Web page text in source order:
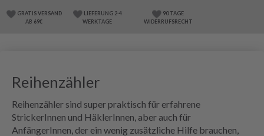
GRATIS VERSAND
AB 69€
LIEFERUNG 2-4
WERKTAGE
90 TAGE
WIDERRUFSRECHT
Reihenzähler
Reihenzähler sind super praktisch für erfahrene
StrickerInnen und HäklerInnen, aber auch für
AnfängerInnen, der ein wenig zusätzliche Hilfe brauchen,